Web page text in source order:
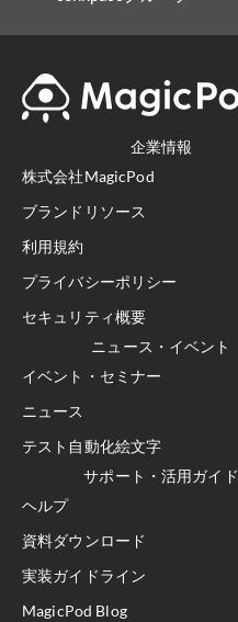
企業情報
株式会社MagicPod
ブランドリソース
利用規約
プライバシーポリシー
セキュリティ概要
ニュース・イベント
イベント・セミナー
ニュース
テスト自動化絵文字
サポート・活用ガイド
ヘルプ
資料ダウンロード
実装ガイドライン
MagicPod Blog